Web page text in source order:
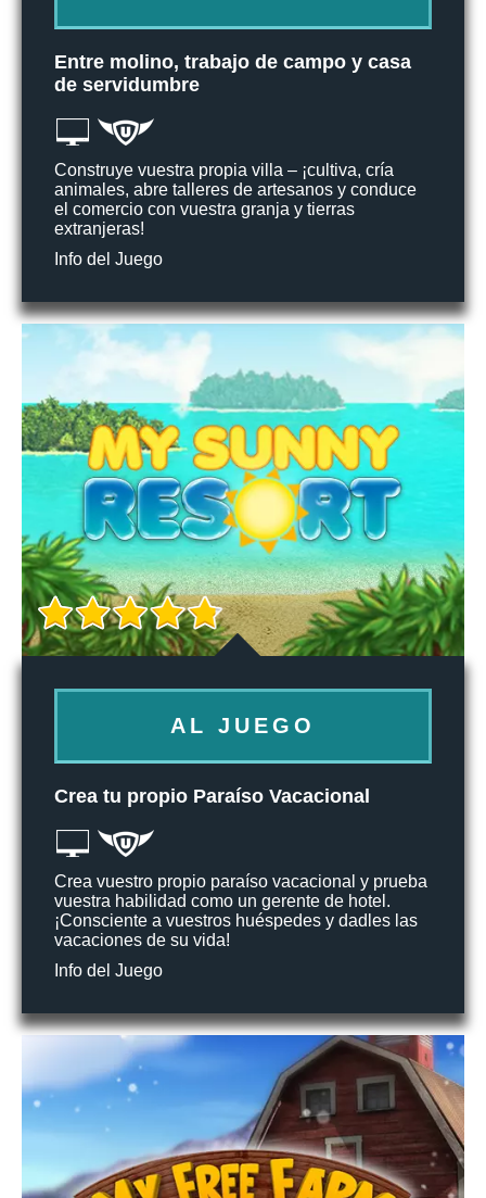
Entre molino, trabajo de campo y casa
de servidumbre
Construye vuestra propia villa – ¡cultiva, cría
animales, abre talleres de artesanos y conduce
el comercio con vuestra granja y tierras
extranjeras!
Info del Juego
AL JUEGO
Crea tu propio Paraíso Vacacional
Crea vuestro propio paraíso vacacional y prueba
vuestra habilidad como un gerente de hotel.
¡Consciente a vuestros huéspedes y dadles las
vacaciones de su vida!
Info del Juego